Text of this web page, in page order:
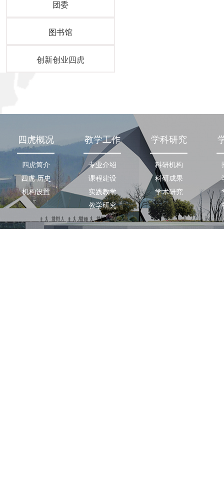
团委
图书馆
创新创业四虎
四虎概况
四虎简介
四虎 历史
机构设置
教学工作
专业介绍
课程建设
实践教学
教学研究
学科研究
科研机构
科研成果
学术研究